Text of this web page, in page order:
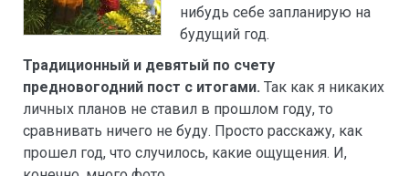
нибудь себе запланирую на
будущий год.
Традиционный и девятый по счету
предновогодний пост с итогами. Так как я никаких
личных планов не ставил в прошлом году, то
сравнивать ничего не буду. Просто расскажу, как
прошел год, что случилось, какие ощущения. И,